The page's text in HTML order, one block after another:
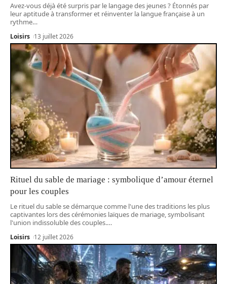
Avez-vous déjà été surpris par le langage des jeunes ? Étonnés par
leur aptitude à transformer et réinventer la langue française à un
rythme…
Loisirs 13 juillet 2026
Rituel du sable de mariage : symbolique d’amour éternel
pour les couples
Le rituel du sable se démarque comme l'une des traditions les plus
captivantes lors des cérémonies laïques de mariage, symbolisant
l'union indissoluble des couples.…
Loisirs 12 juillet 2026